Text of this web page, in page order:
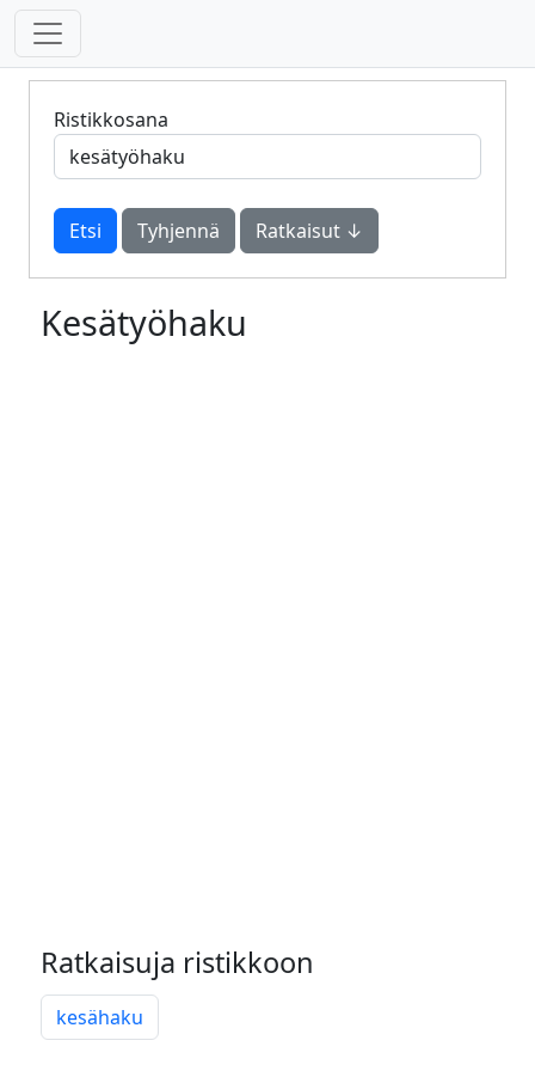
Ristikkosana
Tyhjennä Ratkaisut ↓
Kesätyöhaku
Ratkaisuja ristikkoon
kesähaku